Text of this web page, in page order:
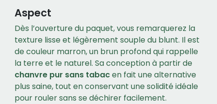
Aspect
Dès l’ouverture du paquet, vous remarquerez la
texture lisse et légèrement souple du blunt. Il est
de couleur marron, un brun profond qui rappelle
la terre et le naturel. Sa conception à partir de
chanvre pur sans tabacen fait une alternative
plus saine, tout en conservant une solidité idéale
pour rouler sans se déchirer facilement.